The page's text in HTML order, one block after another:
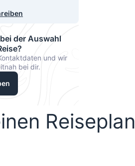
der Auswahl
und wir
bei dir.
Reiseplan